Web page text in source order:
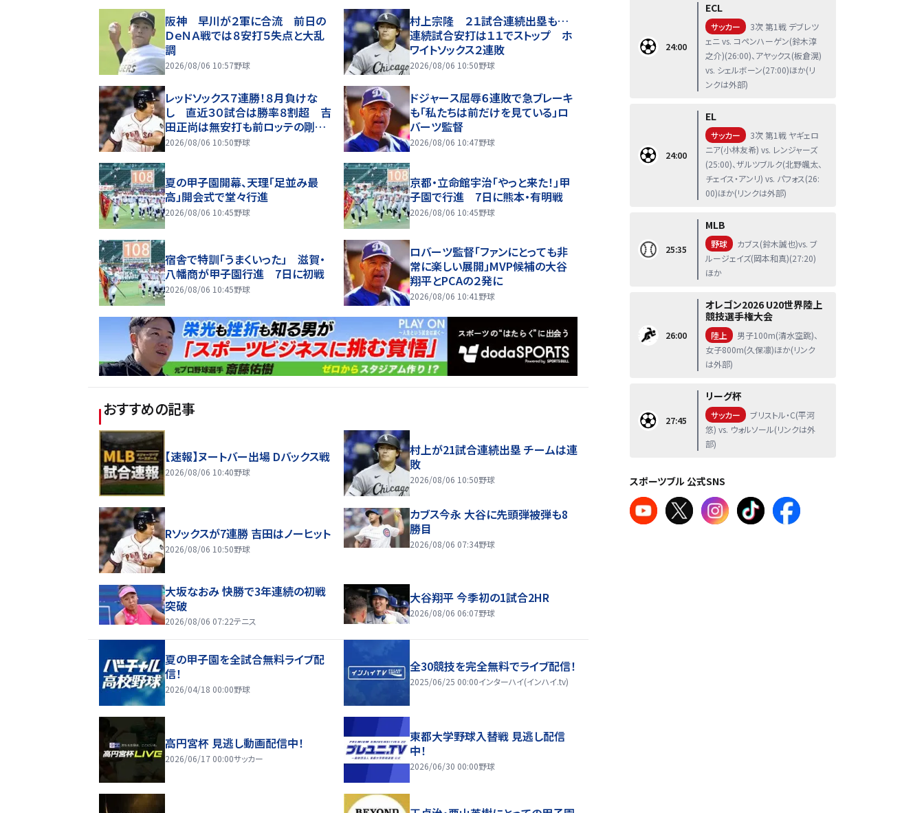
阪神 早川が２軍に合流 前日の
ＤｅＮＡ戦では８安打５失点と大乱
調
2026/08/06 10:57野球
村上宗隆 ２１試合連続出塁も…
連続試合安打は１１でストップ ホ
ワイトソックス２連敗
2026/08/06 10:50野球
レッドソックス７連勝！８月負けな
し 直近３０試合は勝率８割超 吉
田正尚は無安打も前ロッテの剛腕
が好リリーフ
2026/08/06 10:50野球
ドジャース屈辱６連敗で急ブレーキ
も「私たちは前だけを見ている」ロ
バーツ監督
2026/08/06 10:47野球
夏の甲子園開幕、天理「足並み最
高」開会式で堂々行進
2026/08/06 10:45野球
京都・立命館宇治「やっと来た！」甲
子園で行進 7日に熊本・有明戦
2026/08/06 10:45野球
宿舎で特訓「うまくいった」 滋賀・
八幡商が甲子園行進 7日に初戦
2026/08/06 10:45野球
ロバーツ監督「ファンにとっても非
常に楽しい展開」MVP候補の大谷
翔平とPCAの２発に
2026/08/06 10:41 野球
おすすめの記事
【速報】ヌートバー出場 Dバックス戦
2026/08/06 10:40野球
村上が21試合連続出塁 チームは連
敗
2026/08/06 10:50野球
Rソックスが7連勝 吉田はノーヒット
2026/08/06 10:50野球
カブス今永 大谷に先頭弾被弾も8
勝目
2026/08/06 07:34野球
大坂なおみ 快勝で3年連続の初戦
突破
2026/08/06 07:22テニス
大谷翔平 今季初の1試合2HR
2026/08/06 06:07野球
夏の甲子園を全試合無料ライブ配
信！
2026/04/18 00:00野球
全30競技を完全無料でライブ配信！
2025/06/25 00:00インターハイ(インハイ.tv)
高円宮杯 見逃し動画配信中！
2026/06/17 00:00サッカー
東都大学野球入替戦 見逃し配信
中！
2026/06/30 00:00野球
24:00
ECL
サッカー
3次 第1戦 デブレツ
ェニ vs. コペンハーゲン(鈴木淳
之介)(26:00)、アヤックス(板倉滉)
vs. シェルボーン(27:00)ほか(リ
ンクは外部)
24:00
EL
サッカー
3次 第1戦 ヤギェロ
ニア(小林友希) vs. レンジャーズ
(25:00)、ザルツブルク(北野颯太、
チェイス・アンリ) vs. パフォス(26:
00)ほか(リンクは外部)
25:35
MLB
野球
カブス(鈴木誠也)vs. ブ
ルージェイズ(岡本和真)(27:20)
ほか
26:00
オレゴン2026 U20世界陸上
競技選手権大会
陸上
男子100m(清水空跳)、
女子800m(久保凛)ほか(リンク
は外部)
27:45
リーグ杯
サッカー
ブリストル・C(平河
悠) vs. ウォルソール(リンクは外
部)
スポーツブル 公式SNS